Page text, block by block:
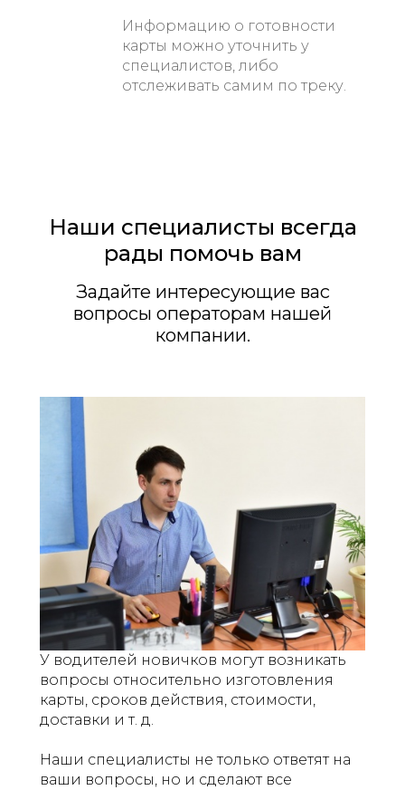
Информацию о готовности
карты можно уточнить у
специалистов, либо
отслеживать самим по треку.
Наши специалисты всегда
рады помочь вам
Задайте интересующие вас
вопросы операторам нашей
компании.
У водителей новичков могут возникать
вопросы относительно изготовления
карты, сроков действия, стоимости,
доставки и т. д.
Наши специалисты не только ответят на
ваши вопросы, но и сделают все